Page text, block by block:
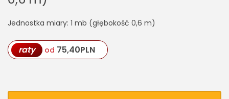
Jednostka miary: 1 mb (głębokość 0,6 m)
raty od 75,40PLN